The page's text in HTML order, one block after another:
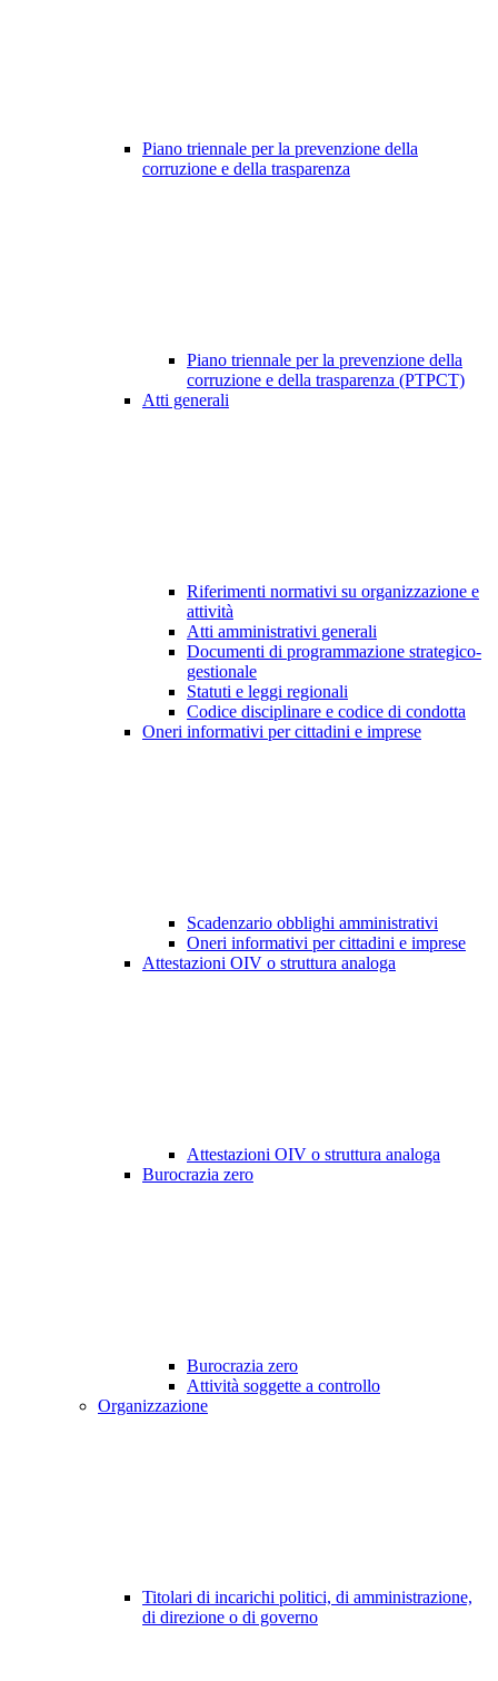
Piano triennale per la prevenzione della
corruzione e della trasparenza
Piano triennale per la prevenzione della
corruzione e della trasparenza (PTPCT)
Atti generali
Riferimenti normativi su organizzazione e
attività
Atti amministrativi generali
Documenti di programmazione strategico-
gestionale
Statuti e leggi regionali
Codice disciplinare e codice di condotta
Oneri informativi per cittadini e imprese
Scadenzario obblighi amministrativi
Oneri informativi per cittadini e imprese
Attestazioni OIV o struttura analoga
Attestazioni OIV o struttura analoga
Burocrazia zero
Burocrazia zero
Attività soggette a controllo
Organizzazione
Titolari di incarichi politici, di amministrazione,
di direzione o di governo